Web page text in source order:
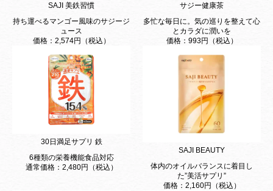
SAJI 美鉄習慣
持ち運べるマンゴー風味のサジージ
ュース
価格：2,574円（税込）
サジー健康茶
多忙な毎日に。気の巡りを整えて心
とカラダに潤いを
価格：993円（税込）
30日満足サプリ 鉄
6種類の栄養機能食品対応
通常価格：2,480円（税込）
SAJI BEAUTY
体内のオイルバランスに着目し
た”美活サプリ”
価格：2,160円（税込）